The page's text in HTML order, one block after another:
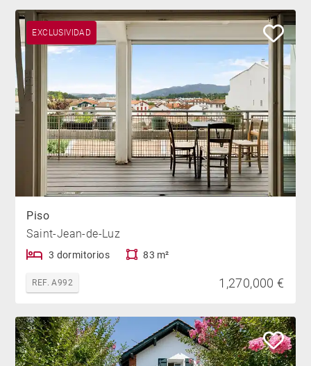
EXCLUSIVIDAD
Piso
Saint-Jean-de-Luz
3 dormitorios 83 m²
REF. A992 1,270,000 €